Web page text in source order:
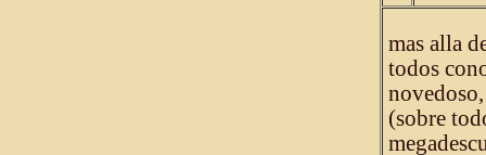
mas alla
todos
(sobre